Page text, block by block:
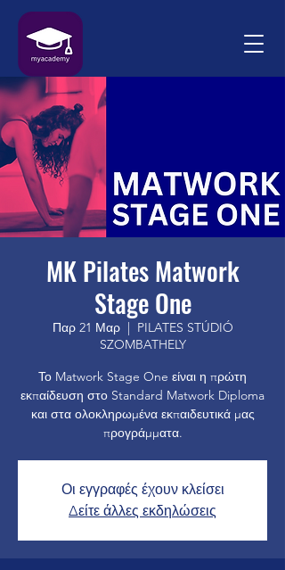
MK Pilates Matwork
Stage One
Παρ 21 Μαρ
  |
PILATES STÚDIÓ
SZOMBATHELY
Το Matwork Stage One είναι η πρώτη
εκπαίδευση στο Standard Matwork Diploma
και στα ολοκληρωμένα εκπαιδευτικά μας
Οι εγγραφές έχουν κλείσει
Δείτε άλλες εκδηλώσεις